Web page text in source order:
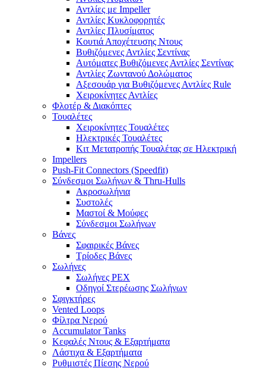
Αντλίες με Impeller
Αντλίες Κυκλοφορητές
Αντλίες Πλυσίματος
Κουτιά Αποχέτευσης Ντους
Βυθιζόμενες Αντλίες Σεντίνας
Αυτόματες Βυθιζόμενες Αντλίες Σεντίνας
Αντλίες Ζωντανού Δολώματος
Αξεσουάρ για Βυθιζόμενες Αντλίες Rule
Χειροκίνητες Αντλίες
Φλοτέρ & Διακόπτες
Τουαλέτες
Χειροκίνητες Τουαλέτες
Ηλεκτρικές Τουαλέτες
Κιτ Μετατροπής Τουαλέτας σε Ηλεκτρική
Impellers
Push-Fit Connectors (Speedfit)
Σύνδεσμοι Σωλήνων & Thru-Hulls
Ακροσωλήνια
Συστολές
Μαστοί & Μούφες
Σύνδεσμοι Σωλήνων
Βάνες
Σφαιρικές Βάνες
Τρίοδες Βάνες
Σωλήνες
Σωλήνες PEX
Οδηγοί Στερέωσης Σωλήνων
Σφιγκτήρες
Vented Loops
Φίλτρα Νερού
Accumulator Tanks
Κεφαλές Ντους & Εξαρτήματα
Λάστιχα & Εξαρτήματα
Ρυθμιστές Πίεσης Νερού